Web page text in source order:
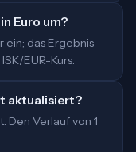
Euro um?
ein; das Ergebnis
EUR-Kurs.
aktualisiert?
Den Verlauf von 1